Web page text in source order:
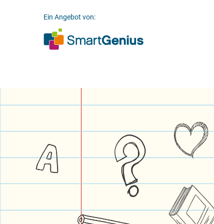
Ein Angebot von: